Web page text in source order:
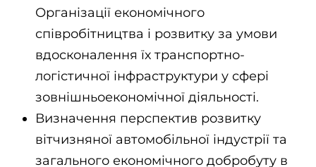
Організації економічного
співробітництва і розвитку за умови
вдосконалення їх транспортно-
логістичної інфраструктури у сфері
зовнішньоекономічної діяльності.
Визначення перспектив розвитку
вітчизняної автомобільної індустрії та
загального економічного добробуту в